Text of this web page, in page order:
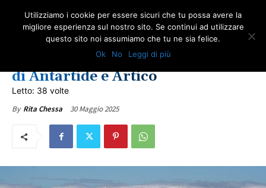
Amianto tra ghiacci e arte: tutela
di Antartide e Artico
Letto: 38 volte
By Rita Chessa 30 Maggio 2025
Utilizziamo i cookie per essere sicuri che tu possa avere la
migliore esperienza sul nostro sito. Se continui ad utilizzare
questo sito noi assumiamo che tu ne sia felice.
Ok
No Leggi di più